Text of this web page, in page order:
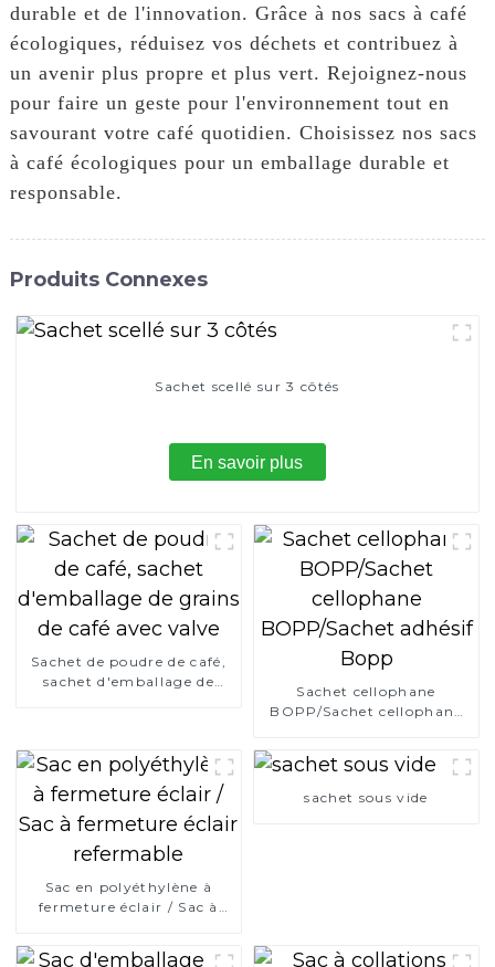
durable et de l'innovation. Grâce à nos sacs à café
écologiques, réduisez vos déchets et contribuez à
un avenir plus propre et plus vert. Rejoignez-nous
pour faire un geste pour l'environnement tout en
savourant votre café quotidien. Choisissez nos sacs
à café écologiques pour un emballage durable et
responsable.
Produits Connexes
Sachet scellé sur 3 côtés
En savoir plus
Sachet de poudre de café,
sachet d'emballage de
Sachet cellophane
BOPP/Sachet cellophane
Sac en polyéthylène à
fermeture éclair / Sac à
sachet sous vide